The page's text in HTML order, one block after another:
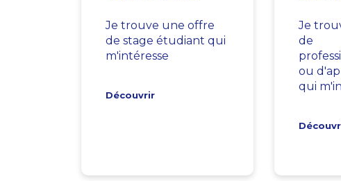
Je trouve une offre
de stage étudiant qui
m'intéresse
Découvrir
Je
de
ou
qui